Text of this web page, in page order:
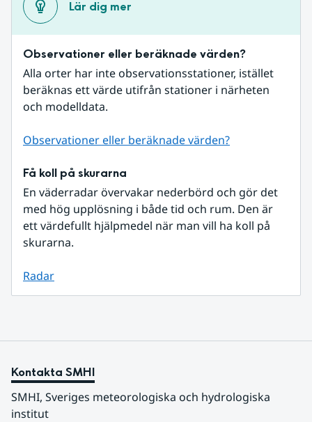
Lär dig mer
Observationer eller beräknade värden?
Alla orter har inte observationsstationer, istället
beräknas ett värde utifrån stationer i närheten
och modelldata.
Observationer eller beräknade värden?
Få koll på skurarna
En väderradar övervakar nederbörd och gör det
med hög upplösning i både tid och rum. Den är
ett värdefullt hjälpmedel när man vill ha koll på
skurarna.
Radar
Kontakta SMHI
SMHI, Sveriges meteorologiska och hydrologiska
institut